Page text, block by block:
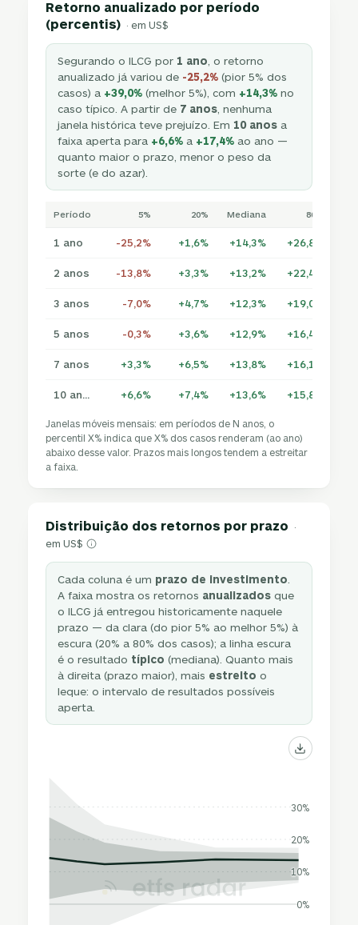
Retorno anualizado por período
(percentis) · em US$
Segurando o ILCG por 1 ano , o retorno
anualizado já variou de -25,2% (pior 5% dos
casos) a +39,0% (melhor 5%), com +14,3% no
caso típico. A partir de 7 anos , nenhuma
janela histórica teve prejuízo. Em 10 anos a
faixa aperta para +6,6% a +17,4% ao ano —
quanto maior o prazo, menor o peso da
sorte (e do azar).
Período 5% 20% Mediana 80%
1 ano -25,2% +1,6% +14,3% +26,8%
2 anos -13,8% +3,3% +13,2% +22,4%
3 anos -7,0% +4,7% +12,3% +19,0%
5 anos -0,3% +3,6% +12,9% +16,4%
7 anos +3,3% +6,5% +13,8% +16,1%
10 anos +6,6% +7,4% +13,6% +15,8%
Janelas móveis mensais: em períodos de N anos, o
percentil X% indica que X% dos casos renderam (ao ano)
abaixo desse valor. Prazos mais longos tendem a estreitar
a faixa.
Distribuição dos retornos por prazo ·
em US$
Cada coluna é um prazo de investimento
A faixa mostra os retornos anualizados que
o ILCG já entregou historicamente naquele
prazo — da clara (do pior 5% ao melhor 5%) à
escura (20% a 80% dos casos); a linha escura
é o resultado típico (mediana). Quanto mais
à direita (prazo maior), mais estreito o
leque: o intervalo de resultados possíveis
aperta.
0%
10%
20%
30%